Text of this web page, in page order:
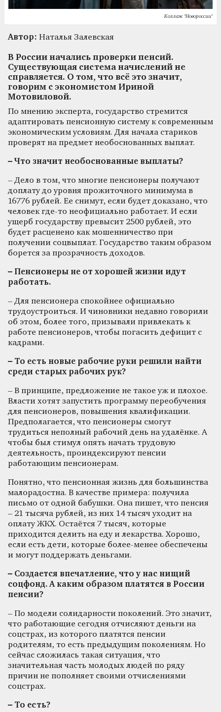
Коллаж "Новороссии"
Автор: Наталья Залевская
В России начались проверки пенсий.
Существующая система начислений не
справляется. О том, что всё это значит,
говорим с экономистом Ириной
Мотовиловой.
По мнению эксперта, государство стремится
адаптировать пенсионную систему к современным
экономическим условиям. Для начала стариков
проверят на предмет необоснованных выплат.
– Что значит необоснованные выплаты?
– Дело в том, что многие пенсионеры получают
доплату до уровня прожиточного минимума в
16776 рублей. Ее снимут, если будет доказано, что
человек где-то неофициально работает. И если
ущерб государству превысит 2500 рублей, это
будет расценено как мошенничество при
получении соцвыплат. Государство таким образом
борется за прозрачность доходов.
– Пенсионеры не от хорошей жизни идут
работать.
– Для пенсионера спокойнее официально
трудоустроиться. И чиновники недавно говорили
об этом, более того, призывали привлекать к
работе пенсионеров, чтобы погасить дефицит с
кадрами.
– То есть новые рабочие руки решили найти
среди старых рабочих рук?
– В принципе, предложение не такое уж и плохое.
Власти хотят запустить программу переобучения
для пенсионеров, повышения квалификации.
Предполагается, что пенсионеры смогут
трудиться неполный рабочий день на удалёнке. А
чтобы был стимул опять начать трудовую
деятельность, проиндексируют пенсии
работающим пенсионерам.
Понятно, что пенсионная жизнь для большинства
малорадостна. В качестве примера: получила
письмо от одной бабушки. Она пишет, что пенсия
– 21 тысяча рублей, из них 14 тысяч уходит на
оплату ЖКХ. Остаётся 7 тысяч, которые
приходится делить на еду и лекарства. Хорошо,
если есть дети, которые более-менее обеспечены
и могут поддержать деньгами.
– Создается впечатление, что у нас нищий
соцфонд. А каким образом платятся в России
пенсии?
– По модели солидарности поколений. Это значит,
что работающие сегодня отчисляют деньги на
соцстрах, из которого платятся пенсии
родителям, то есть предыдущим поколениям. Но
сейчас сложилась такая ситуация, что
значительная часть молодых людей по ряду
причин не пополняет своими отчислениями
соцстрах.
– То есть?